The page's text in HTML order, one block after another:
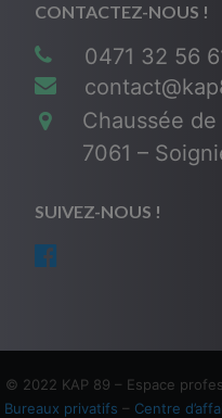
CONTACTEZ-NOUS !
0471 32 56
Chaussée
7061 –
SUIVEZ-NOUS !
© 2022 KAP 89 – Espace
Bureaux privatifs – Centre